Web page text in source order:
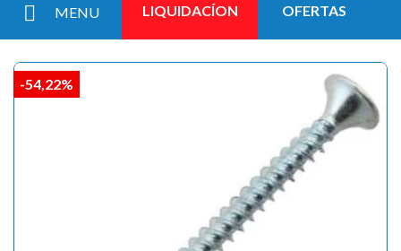
MENU LIQUIDACÍON OFERTAS
-54,22%